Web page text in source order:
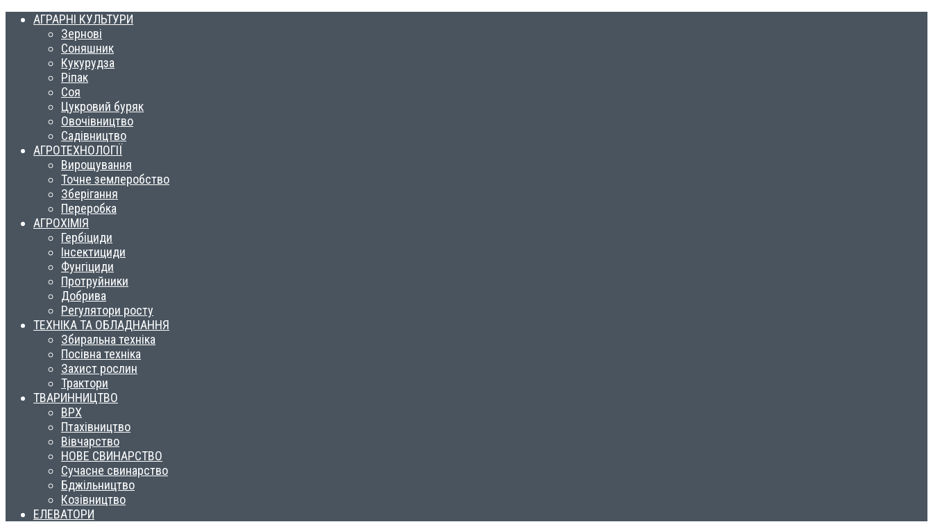
АГРАРНІ КУЛЬТУРИ
Зернові
Соняшник
Кукурудза
Ріпак
Соя
Цукровий буряк
Овочівництво
Садівництво
АГРОТЕХНОЛОГІЇ
Вирощування
Точне землеробство
Зберігання
Переробка
АГРОХІМІЯ
Гербіциди
Інсектициди
Фунгіциди
Протруйники
Добрива
Регулятори росту
ТЕХНІКА ТА ОБЛАДНАННЯ
Збиральна техніка
Посівна техніка
Захист рослин
Трактори
ТВАРИННИЦТВО
ВРХ
Птахівництво
Вівчарство
НОВЕ СВИНАРСТВО
Сучасне свинарство
Бджільництво
Козівництво
ЕЛЕВАТОРИ